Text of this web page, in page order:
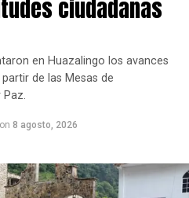
ciudadanas
en Huazalingo los avances
de las Mesas de
on 8 agosto, 2026